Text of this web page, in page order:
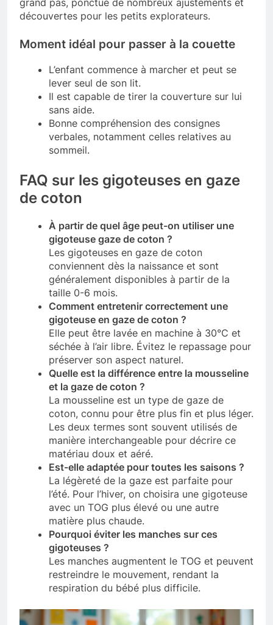
grand pas, ponctué de nombreux ajustements et
découvertes pour les petits explorateurs.
Moment idéal pour passer à la couette
L’enfant commence à marcher et peut se
lever seul de son lit.
Il est capable de tirer la couverture sur lui
sans aide.
Bonne compréhension des consignes
verbales, notamment celles relatives au
sommeil.
FAQ sur les gigoteuses en gaze
de coton
À partir de quel âge peut-on utiliser une
gigoteuse gaze de coton ?
Les gigoteuses en gaze de coton
conviennent dès la naissance et sont
généralement disponibles à partir de la
taille 0-6 mois.
Comment entretenir correctement une
gigoteuse en gaze de coton ?
Elle peut être lavée en machine à 30°C et
séchée à l’air libre. Évitez le repassage pour
préserver son aspect naturel.
Quelle est la différence entre la mousseline
et la gaze de coton ?
La mousseline est un type de gaze de
coton, connu pour être plus fin et plus léger.
Les deux termes sont souvent utilisés de
manière interchangeable pour décrire ce
matériau doux et aéré.
Est-elle adaptée pour toutes les saisons ?
La légèreté de la gaze est parfaite pour
l’été. Pour l’hiver, on choisira une gigoteuse
avec un TOG plus élevé ou une autre
matière plus chaude.
Pourquoi éviter les manches sur ces
gigoteuses ?
Les manches augmentent le TOG et peuvent
restreindre le mouvement, rendant la
respiration du bébé plus difficile.